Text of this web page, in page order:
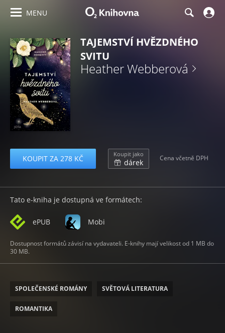
MENU
TAJEMSTVÍ HVĚZDNÉHO
SVITU
Heather Webberová
KOUPIT ZA 278 KČ Koupit jako
dárek Cena včetně DPH
Tato e-kniha je dostupná ve formátech:
ePUB Mobi
Dostupnost formátů závisí na vydavateli. E-knihy mají velikost od 1 MB do
30 MB.
SPOLEČENSKÉ ROMÁNY SVĚTOVÁ LITERATURA
ROMANTIKA